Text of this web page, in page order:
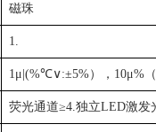
磁珠
1.
1μ|(%℃∨:±5%），10μ%
荧光通道≥4.独立LED激